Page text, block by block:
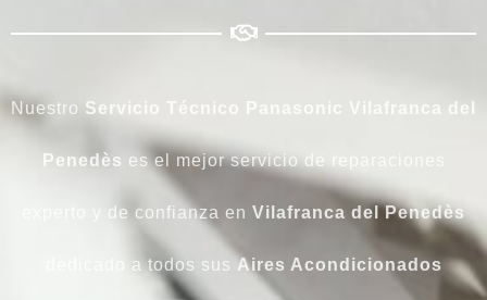
Nuestro Servicio Técnico Panasonic Vilafranca del
Penedès es el mejor servicio de reparaciones
experto y de confianza en Vilafranca del Penedès
dedicado a todos sus Aires Acondicionados